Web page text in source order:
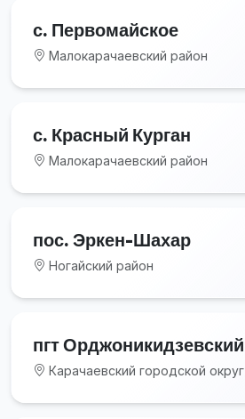
с. Первомайское
Малокарачаевский район
с. Красный Курган
Малокарачаевский район
пос. Эркен-Шахар
Ногайский район
пгт Орджоникидзевский
Карачаевский городской округ